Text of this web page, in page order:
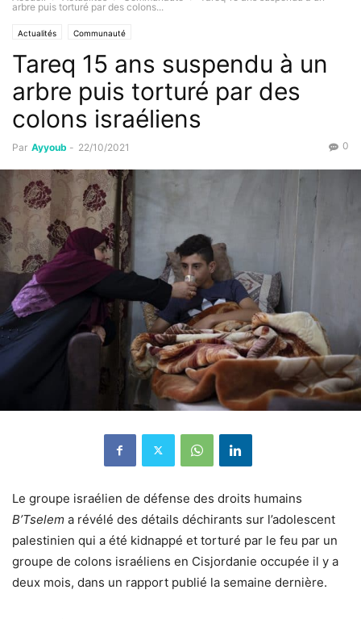
arbre puis torturé par des colons...
Actualités Communauté
Tareq 15 ans suspendu à un
arbre puis torturé par des
colons israéliens
Par Ayyoub - 22/10/2021 0
Le groupe israélien de défense des droits humains
B’Tselem a révélé des détails déchirants sur l’adolescent
palestinien qui a été kidnappé et torturé par le feu par un
groupe de colons israéliens en Cisjordanie occupée il y a
deux mois, dans un rapport publié la semaine dernière.